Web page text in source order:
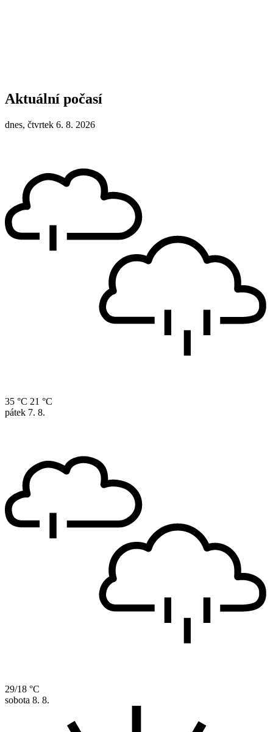
Aktuální počasí
dnes, čtvrtek 6. 8. 2026
35 °C 21 °C
pátek 7. 8.
29/18 °C
sobota 8. 8.